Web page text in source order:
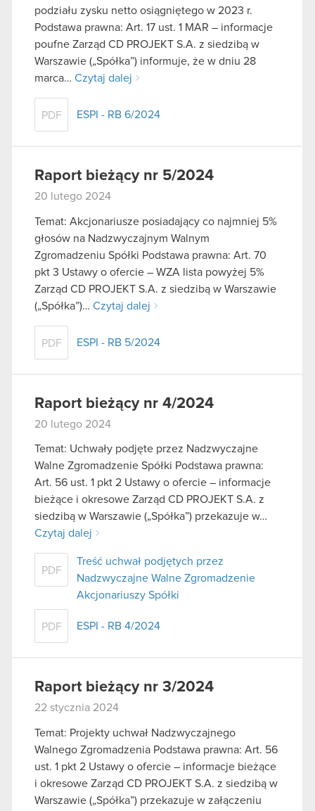
podziału zysku netto osiągniętego w 2023 r.
Podstawa prawna: Art. 17 ust. 1 MAR – informacje
poufne Zarząd CD PROJEKT S.A. z siedzibą w
Warszawie („Spółka”) informuje, że w dniu 28
marca… Czytaj dalej
PDF ESPI - RB 6/2024
Raport bieżący nr 5/2024
20 lutego 2024
Temat: Akcjonariusze posiadający co najmniej 5%
głosów na Nadzwyczajnym Walnym
Zgromadzeniu Spółki Podstawa prawna: Art. 70
pkt 3 Ustawy o ofercie – WZA lista powyżej 5%
Zarząd CD PROJEKT S.A. z siedzibą w Warszawie
(„Spółka”)… Czytaj dalej
PDF ESPI - RB 5/2024
Raport bieżący nr 4/2024
20 lutego 2024
Temat: Uchwały podjęte przez Nadzwyczajne
Walne Zgromadzenie Spółki Podstawa prawna:
Art. 56 ust. 1 pkt 2 Ustawy o ofercie – informacje
bieżące i okresowe Zarząd CD PROJEKT S.A. z
siedzibą w Warszawie („Spółka”) przekazuje w…
Czytaj dalej
PDF
Treść uchwał podjętych przez
Nadzwyczajne Walne Zgromadzenie
Akcjonariuszy Spółki
PDF ESPI - RB 4/2024
Raport bieżący nr 3/2024
22 stycznia 2024
Temat: Projekty uchwał Nadzwyczajnego
Walnego Zgromadzenia Podstawa prawna: Art. 56
ust. 1 pkt 2 Ustawy o ofercie – informacje bieżące
i okresowe Zarząd CD PROJEKT S.A. z siedzibą w
Warszawie („Spółka”) przekazuje w załączeniu